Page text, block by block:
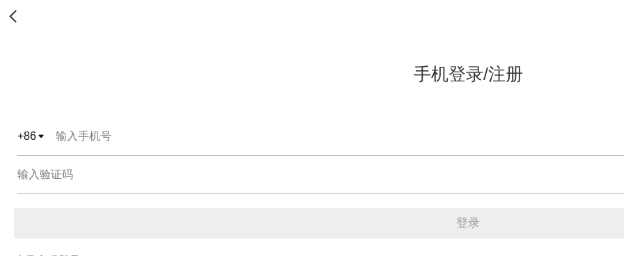
手机登录/注册
+86
登录